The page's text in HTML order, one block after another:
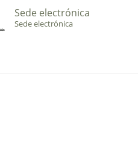
Sede electrónica
Sede electrónica